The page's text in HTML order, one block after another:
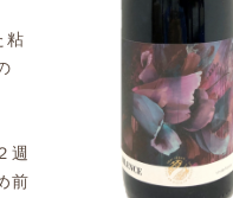
粘
週
前